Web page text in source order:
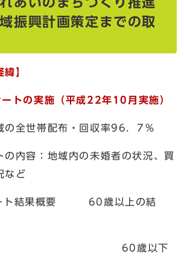
振興計画策定までの取
緯】
トの実施（平成22年10月実施）
の全世帯配布・回収率96．7％
内容：地域内の未婚者の状況、買
など
結果概要 60歳以上の結
以下